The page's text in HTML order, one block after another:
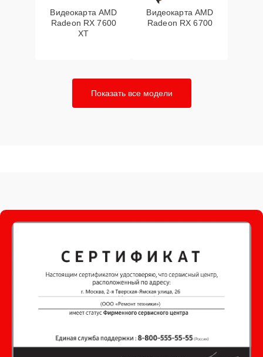
Видеокарта AMD
Radeon RX 7600
XT
Видеокарта AMD
Radeon RX 6700
Показать все модели